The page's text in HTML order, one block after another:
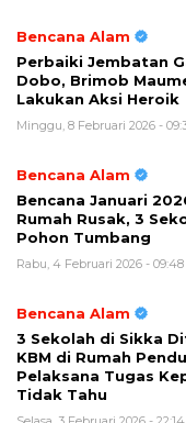
Bencana Alam
Perbaiki Jembatan
Dobo, Brimob
Lakukan Aksi Heroik
Minggu, 8 Februari 2026 -
Bencana Alam
Bencana Januari
Rumah Rusak, 3
Pohon Tumbang
Rabu, 4 Februari 2026 -
Bencana Alam
3 Sekolah di Sikka
KBM di Rumah
Pelaksana Tugas
Tidak Tahu